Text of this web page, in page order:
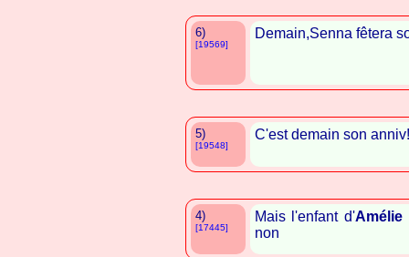
6)
[19569]
Demain,Senna fêtera
5)
[19548]
C'est demain son anniv!
4)
[17445]
Mais l'enfant d'Amélie
non